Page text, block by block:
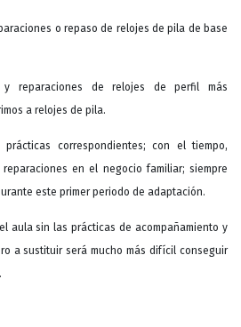
o repaso de relojes de pila de base
y reparaciones de relojes de perfil más
a relojes de pila.
correspondientes; con el tiempo,
en el negocio familiar; siempre
este primer periodo de adaptación.
aula sin las prácticas de acompañamiento y
a sustituir será mucho más difícil conseguir